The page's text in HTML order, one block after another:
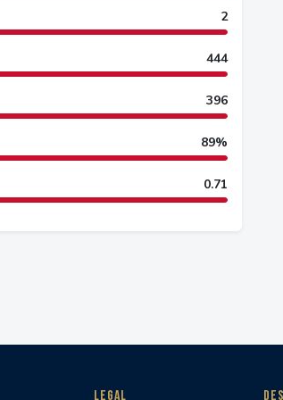
2
444
396
89%
0.71
LEGAL